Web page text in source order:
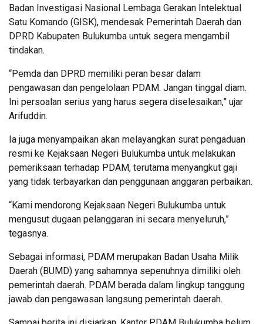
Badan Investigasi Nasional Lembaga Gerakan Intelektual
Satu Komando (GISK), mendesak Pemerintah Daerah dan
DPRD Kabupaten Bulukumba untuk segera mengambil
tindakan.
“Pemda dan DPRD memiliki peran besar dalam
pengawasan dan pengelolaan PDAM. Jangan tinggal diam.
Ini persoalan serius yang harus segera diselesaikan,” ujar
Arifuddin.
Ia juga menyampaikan akan melayangkan surat pengaduan
resmi ke Kejaksaan Negeri Bulukumba untuk melakukan
pemeriksaan terhadap PDAM, terutama menyangkut gaji
yang tidak terbayarkan dan penggunaan anggaran perbaikan.
“Kami mendorong Kejaksaan Negeri Bulukumba untuk
mengusut dugaan pelanggaran ini secara menyeluruh,”
tegasnya.
Sebagai informasi, PDAM merupakan Badan Usaha Milik
Daerah (BUMD) yang sahamnya sepenuhnya dimiliki oleh
pemerintah daerah. PDAM berada dalam lingkup tanggung
jawab dan pengawasan langsung pemerintah daerah.